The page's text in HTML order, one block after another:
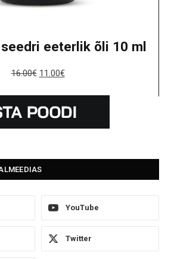
eeterlik õli 10 ml
16.00€ 11.00€
YouTube
Twitter